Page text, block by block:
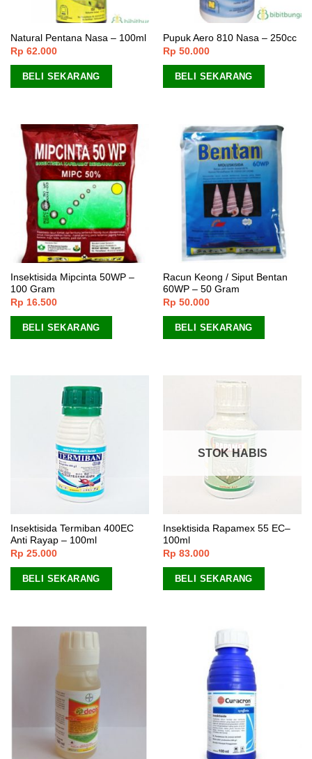
Natural Pentana Nasa – 100ml
Rp 62.000
BELI SEKARANG
Pupuk Aero 810 Nasa – 250cc
Rp 50.000
BELI SEKARANG
Insektisida Mipcinta 50WP –
100 Gram
Rp 16.500
BELI SEKARANG
Racun Keong / Siput Bentan
60WP – 50 Gram
Rp 50.000
BELI SEKARANG
Insektisida Termiban 400EC
Anti Rayap – 100ml
Rp 25.000
BELI SEKARANG
STOK HABIS
Insektisida Rapamex 55 EC–
100ml
Rp 83.000
BELI SEKARANG